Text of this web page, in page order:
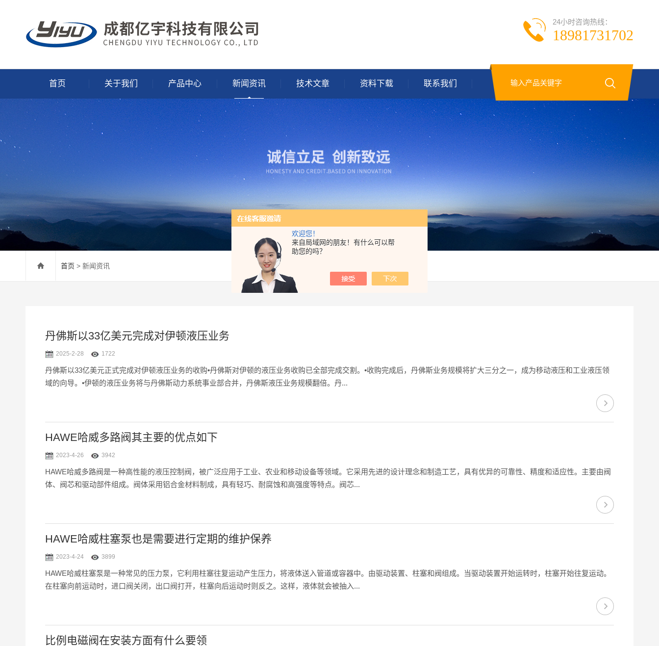
欢迎您！
来自局域网的朋友！有什么可以帮
助您的吗？
24小时咨询热线：
18981731702
首页 关于我们 产品中心 新闻资讯 技术文章 资料下载 联系我们
首页 > 新闻资讯
丹佛斯以33亿美元完成对伊顿液压业务
2025-2-28 1722
丹佛斯以33亿美元正式完成对伊顿液压业务的收购•丹佛斯对伊顿的液压业务收购已全部完成交割。•收购完成后，丹佛斯业务规模将扩大三分之一，成为移动液压和工业液压领
域的向导。•伊顿的液压业务将与丹佛斯动力系统事业部合并，丹佛斯液压业务规模翻倍。丹...
HAWE哈威多路阀其主要的优点如下
2023-4-26 3942
HAWE哈威多路阀是一种高性能的液压控制阀，被广泛应用于工业、农业和移动设备等领域。它采用先进的设计理念和制造工艺，具有优异的可靠性、精度和适应性。主要由阀
体、阀芯和驱动部件组成。阀体采用铝合金材料制成，具有轻巧、耐腐蚀和高强度等特点。阀芯...
HAWE哈威柱塞泵也是需要进行定期的维护保养
2023-4-24 3899
HAWE哈威柱塞泵是一种常见的压力泵，它利用柱塞往复运动产生压力，将液体送入管道或容器中。由驱动装置、柱塞和阀组成。当驱动装置开始运转时，柱塞开始往复运动。
在柱塞向前运动时，进口阀关闭，出口阀打开，柱塞向后运动时则反之。这样，液体就会被抽入...
比例电磁阀在安装方面有什么要领